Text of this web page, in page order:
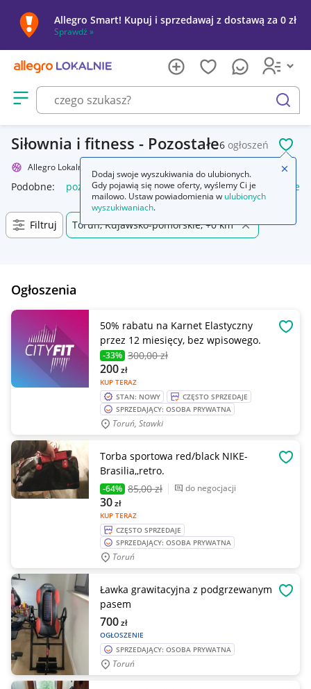
Allegro Smart! Kupuj i sprzedawaj z dostawą za 0 zł
Sprawdź »
Otwórz menu z kategoriami
szukaj
Siłownia i fitness - Pozostałe6 ogłoszeń
Allegro Lokalnie Pozostałe
Podobne: pozostałe łóżka pozostałe pozostałe miasta i
Filtruj Toruń, Kujawsko-pomorskie, +0 km
Ogłoszenia
50% rabatu na Karnet Elastyczny
przez 12 miesięcy, bez wpisowego.
-33% 300,00 zł
KUP TERAZ
200zł
STAN: NOWY
CZĘSTO SPRZEDAJE
SPRZEDAJĄCY: OSOBA PRYWATNA
Toruń, Stawki
Torba sportowa red/black NIKE-
Brasilia,,retro.
-64% 85,00 zł do negocjacji
KUP TERAZ
30zł
CZĘSTO SPRZEDAJE
SPRZEDAJĄCY: OSOBA PRYWATNA
Toruń
Ławka grawitacyjna z podgrzewanym
pasem
OGŁOSZENIE
700zł
SPRZEDAJĄCY: OSOBA PRYWATNA
Toruń
Dodaj swoje wyszukiwania do ulubionych.
Gdy pojawią się nowe oferty, wyślemy Ci je
mailowo. Ustaw powiadomienia w ulubionych
wyszukiwaniach.